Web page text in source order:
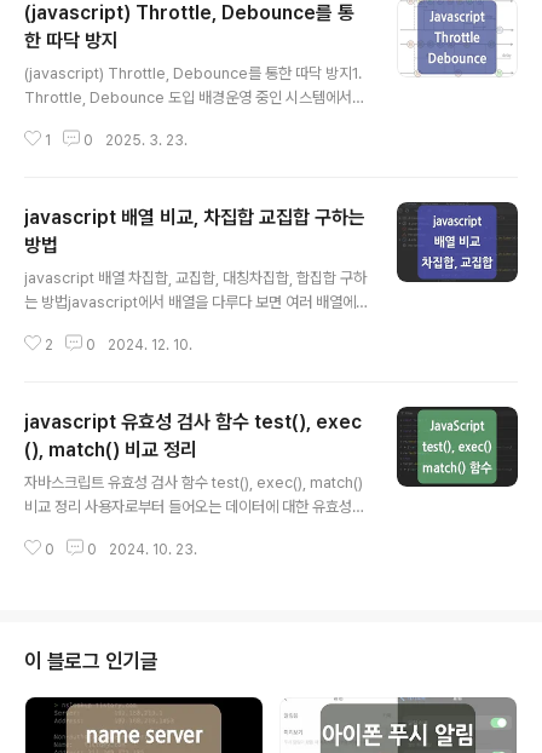
으며 관련 내용도 아래 기록해 두었으니 함께 확인하시면
좋을 것 같습니다. // gridOptions gridOptions["onB
odyScrollEnd"] = function(event) { const gridBo
dy = document.querySelector('.ag-body-viewp
ort'); if (gridBody) { ..
(javascript) Throttle, Debounce를 통
한 따닥 방지
(javascript) Throttle, Debounce를 통한 따닥 방지1.
Throttle, Debounce 도입 배경운영 중인 시스템에서
복으로 호출되는 문제가 종종 발생했는데요.빈도가 높지는
버 측에서 동일한 키 값에 대한 API 요청이 중복으로 일어
나지 않도록 처리되어 있었지만, 트랜잭션이 끝나기 전 동
일한 요청이 들어오는 경우 이러한 문제가 발생하였으며,
원인은 스페이스 키 또는 엔터 키의 연타로 인해 발생하는
것으로 예상되었습니다.(스페이스 키, 엔터 키를 막는 방법
은 사용자의 편의성으로 인해 적용할 수 없는 상황이었습
1 0 2025. 3. 23.
javascript 배열 비교, 차집합 교집합 구하는
방법
javascript 배열 차집합, 교집합, 대칭차집합, 합집합 구하
는 방법javascript에서 배열을 다루다 보면 여러 배열에
ray.prototype.filter()' 함수와 'Array.prototype.incl
c difference), 합집합(union)을 구하는 방법에 대해서
정리하였습니다. filter(), includes() 함수먼저 배열 비교
에 핵심이 되는 두 함수에 대해서 간단하게 살펴보겠습니
다. 1. Array.prototype.filter()const fruits = ["appl
2 0 2024. 12. 10.
javascript 유효성 검사 함수 test(), exec
(), match() 비교 정리
자바스크립트 유효성 검사 함수 test(), exec(), match()
비교 정리 사용자로부터 들어오는 데이터에 대한 유효성
인데요.비록 개발자 도구를 통해 값을 변조할 수는 있지만
성 검사를 할 때 사용하는 test(), exec(), match() 함수
에 대해 비교 정리해 보았습니다./* 위 함수 외에도 필요에
따라 matchAll(), replace(), replaceAll(), split() 등의
함수가 사용될 수 있습니다. */ javascript 정규 표현식 생
0 0 2024. 10. 23.
이 블로그 인기글